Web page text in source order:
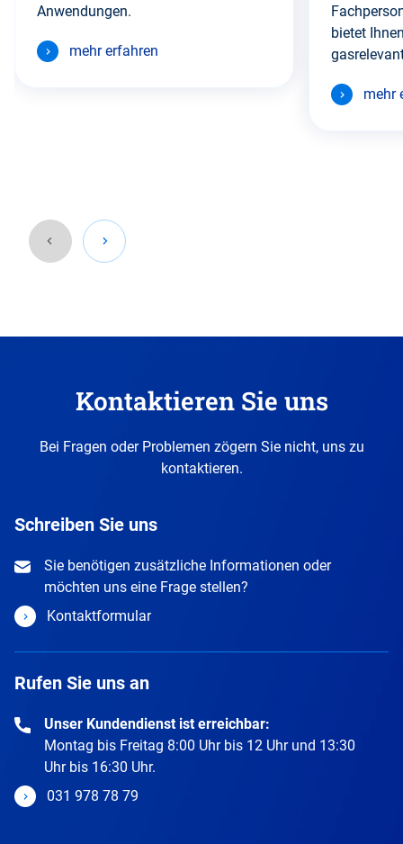
Anwendungen.
mehr erfahren
bietet
mehr
Abschnitt.Kontaktieren Sie uns
Bei Fragen oder Problemen zögern Sie nicht, uns zu
kontaktieren.
Schreiben Sie uns
Sie benötigen zusätzliche Informationen oder
möchten uns eine Frage stellen?
Kontaktformular
Rufen Sie uns an
Unser Kundendienst ist erreichbar:
Montag bis Freitag 8:00 Uhr bis 12 Uhr und 13:30
Uhr bis 16:30 Uhr.
031 978 78 79